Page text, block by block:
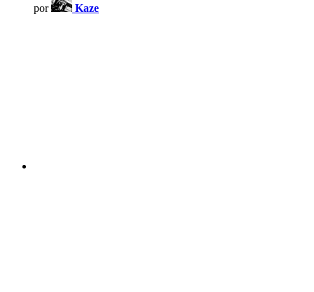
por Kaze